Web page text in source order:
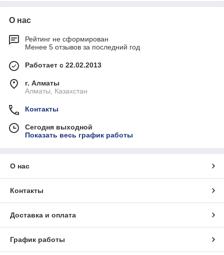
О нас
Рейтинг не сформирован
Менее 5 отзывов за последний год
Работает с 22.02.2013
г. Алматы
Алматы, Казахстан
Контакты
Сегодня выходной
Показать весь график работы
О нас
Контакты
Доставка и оплата
График работы